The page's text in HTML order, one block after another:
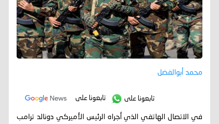
محمد أبوالفضل
تابعونا على تابعونا على
في الاتصال الهاتفي الذي أجراه الرئيس الأميركي دونالد ترامب